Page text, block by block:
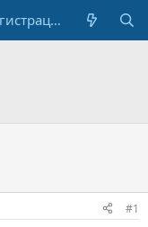
Регистрация
#1